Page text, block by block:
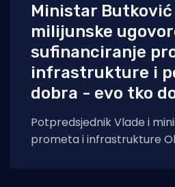
Ministar
milijunske
sufinanciranje
infrastrukture i
dobra - evo tko
Potpredsjednik Vlade i
prometa i infrastrukture